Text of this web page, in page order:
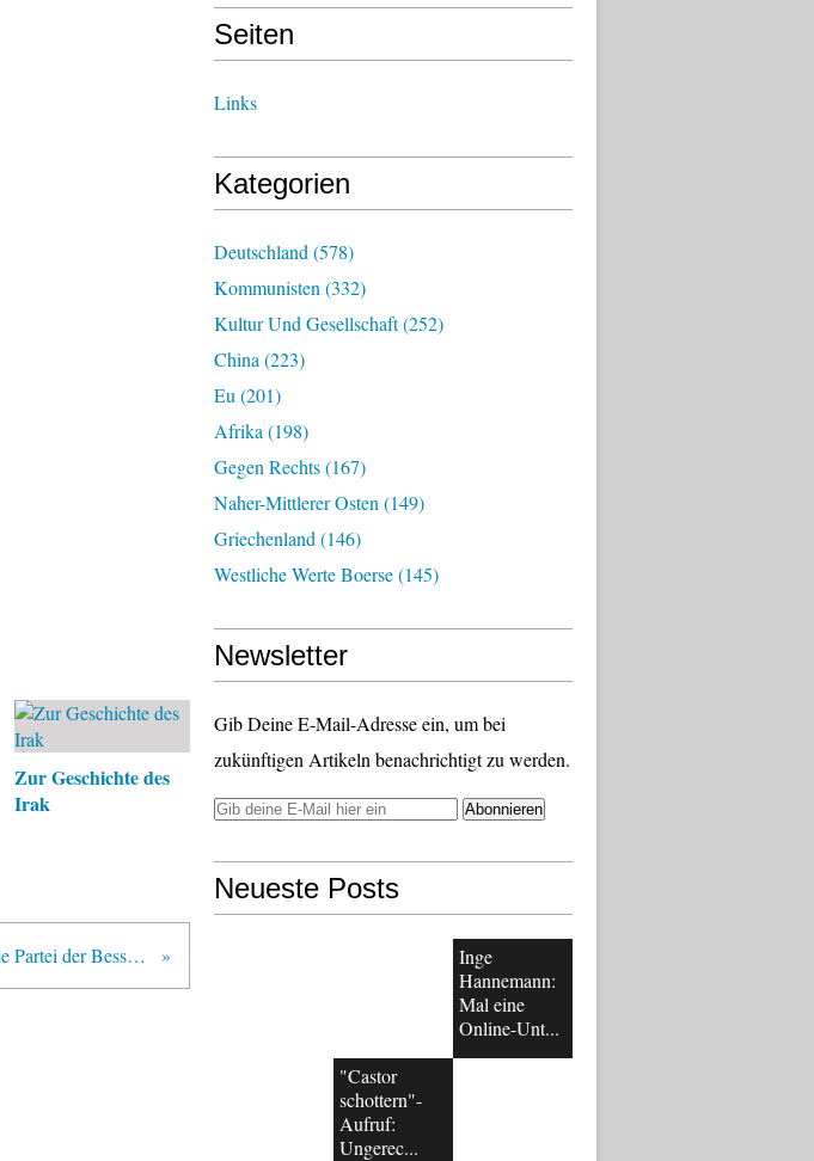
Zur Geschichte des
Irak
Die Grünen - die Partei der Besserverdienenden, 2
Seiten
Links
Kategorien
Deutschland (578)
Kommunisten (332)
Kultur Und Gesellschaft(252)
China (223)
Eu (201)
Afrika (198)
Gegen Rechts(167)
Naher-Mittlerer Osten (149)
Griechenland (146)
Westliche Werte Boerse(145)
Newsletter
Gib Deine E-Mail-Adresse ein, um bei
zukünftigen Artikeln benachrichtigt zu werden.
Neueste Posts
Inge
Hannemann:
Mal eine
Online-Unt...
"Castor
schottern"-
Aufruf:
Ungerec...